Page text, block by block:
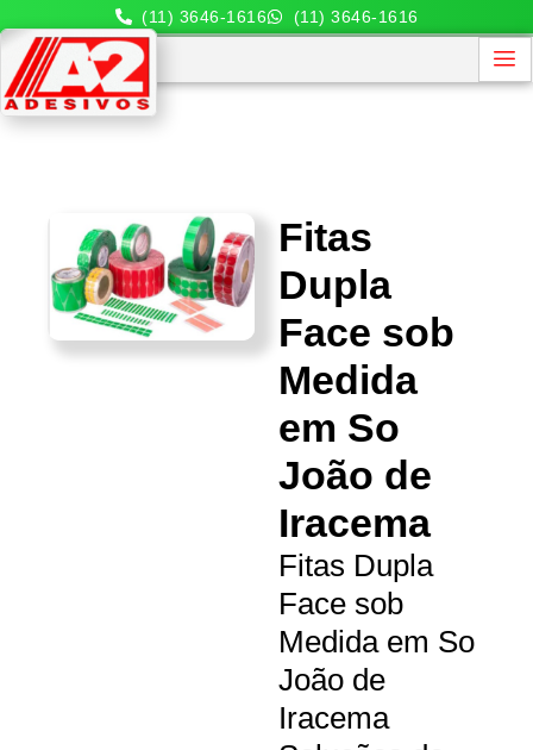
(11) 3646-1616 (11) 3646-1616
Fitas
Dupla
Face sob
Medida
em So
João de
Iracema
Fitas Dupla
Face sob
Medida em So
João de
Iracema